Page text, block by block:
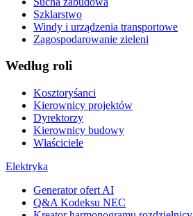
Szklarstwo
Windy i urządzenia transportowe
Zagospodarowanie zieleni
Według roli
Kosztoryśanci
Kierownicy projektów
Dyrektorzy
Kierownicy budowy
Właściciele
Elektryka
Generator ofert AI
Q&A Kodeksu NEC